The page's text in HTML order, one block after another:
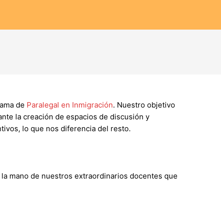
de Paralegal en Inmigración. Nuestro objetivo
la creación de espacios de discusión y
lo que nos diferencia del resto.
mano de nuestros extraordinarios docentes que